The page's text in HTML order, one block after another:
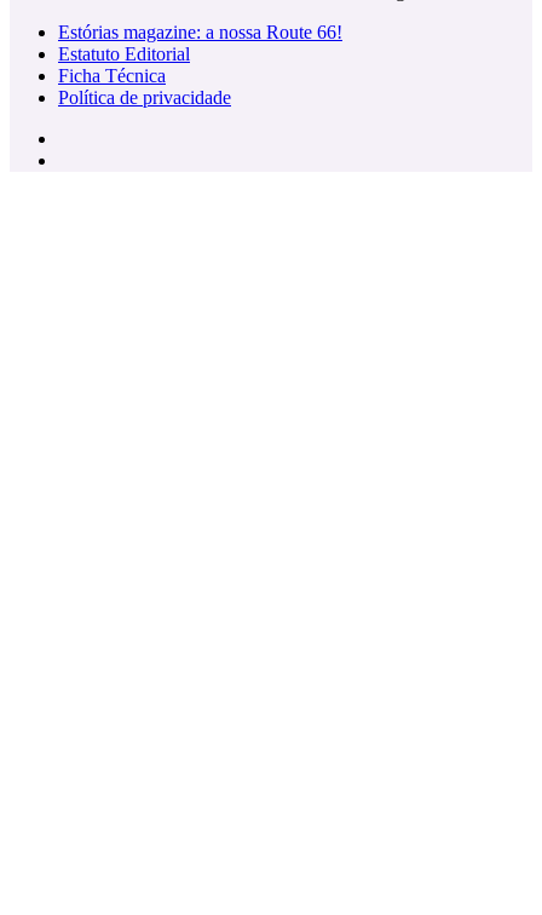
Estórias magazine: a nossa Route 66!
Estatuto Editorial
Ficha Técnica
Política de privacidade